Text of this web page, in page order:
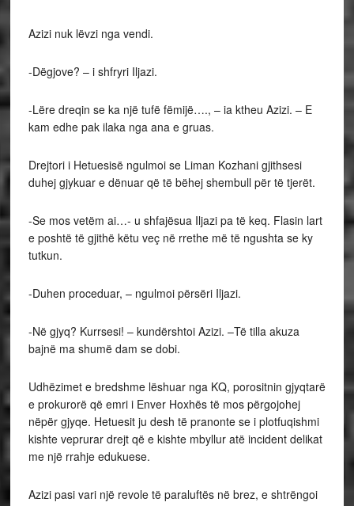
Azizi nuk lëvzi nga vendi.
-Dëgjove? – i shfryri Iljazi.
-Lëre dreqin se ka një tufë fëmijë…., – ia ktheu Azizi. – E
kam edhe pak ilaka nga ana e gruas.
Drejtori i Hetuesisë ngulmoi se Liman Kozhani gjithsesi
duhej gjykuar e dënuar që të bëhej shembull për të tjerët.
-Se mos vetëm ai…- u shfajësua Iljazi pa të keq. Flasin lart
e poshtë të gjithë këtu veç në rrethe më të ngushta se ky
tutkun.
-Duhen proceduar, – ngulmoi përsëri Iljazi.
-Në gjyq? Kurrsesi! – kundërshtoi Azizi. –Të tilla akuza
bajnë ma shumë dam se dobi.
Udhëzimet e bredshme lëshuar nga KQ, porositnin gjyqtarë
e prokurorë që emri i Enver Hoxhës të mos përgojohej
nëpër gjyqe. Hetuesit ju desh të pranonte se i plotfuqishmi
kishte veprurar drejt që e kishte mbyllur atë incident delikat
me një rrahje edukuese.
Azizi pasi vari një revole të paraluftës në brez, e shtrëngoi